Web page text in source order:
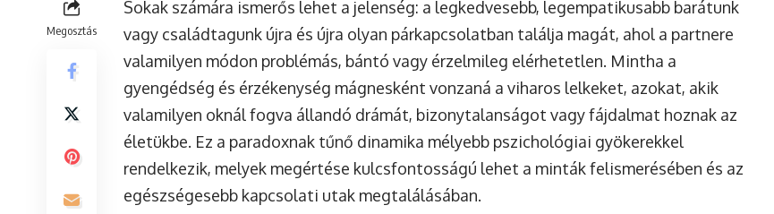
Megosztás
Sokak számára ismerős lehet a jelenség: a legkedvesebb, legempatikusabb barátunk
vagy családtagunk újra és újra olyan párkapcsolatban találja magát, ahol a partnere
valamilyen módon problémás, bántó vagy érzelmileg elérhetetlen. Mintha a
gyengédség és érzékenység mágnesként vonzaná a viharos lelkeket, azokat, akik
valamilyen oknál fogva állandó drámát, bizonytalanságot vagy fájdalmat hoznak az
életükbe. Ez a paradoxnak tűnő dinamika mélyebb pszichológiai gyökerekkel
rendelkezik, melyek megértése kulcsfontosságú lehet a minták felismerésében és az
egészségesebb kapcsolati utak megtalálásában.